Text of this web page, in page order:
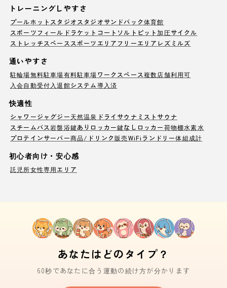
トレーニングしやすさ
プールホットスタジオ スタジオサンドバック体育館
スポーツフィールド ラケットコート ソルトピット加圧サイクル
ストレッチスペース スポーツエリア フリーエリア レズミルズ
通いやすさ
駐輪場無料駐車場有料駐車場ワークスペース複数店舗利用可
入会自動受付 入退館システム導入済
快適性
シャワージャグジー天然温泉 ドライサウナ ミストサウナ
スチームバス岩盤浴鍵ありロッカー鍵なしロッカー荷物棚水素水
プロテインサーバー商品/ドリンク販売WiFi ランドリー体組成計
初心者向け・安心感
託児所女性専用エリア
あなたはどのタイプ？
60秒であなたに合う運動の続け方が分かります